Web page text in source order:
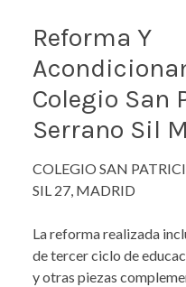
Reforma Y
Colegio San
Serrano Sil
COLEGIO SAN
SIL 27, MADRID
La reforma realizada
de tercer ciclo de
y otras piezas